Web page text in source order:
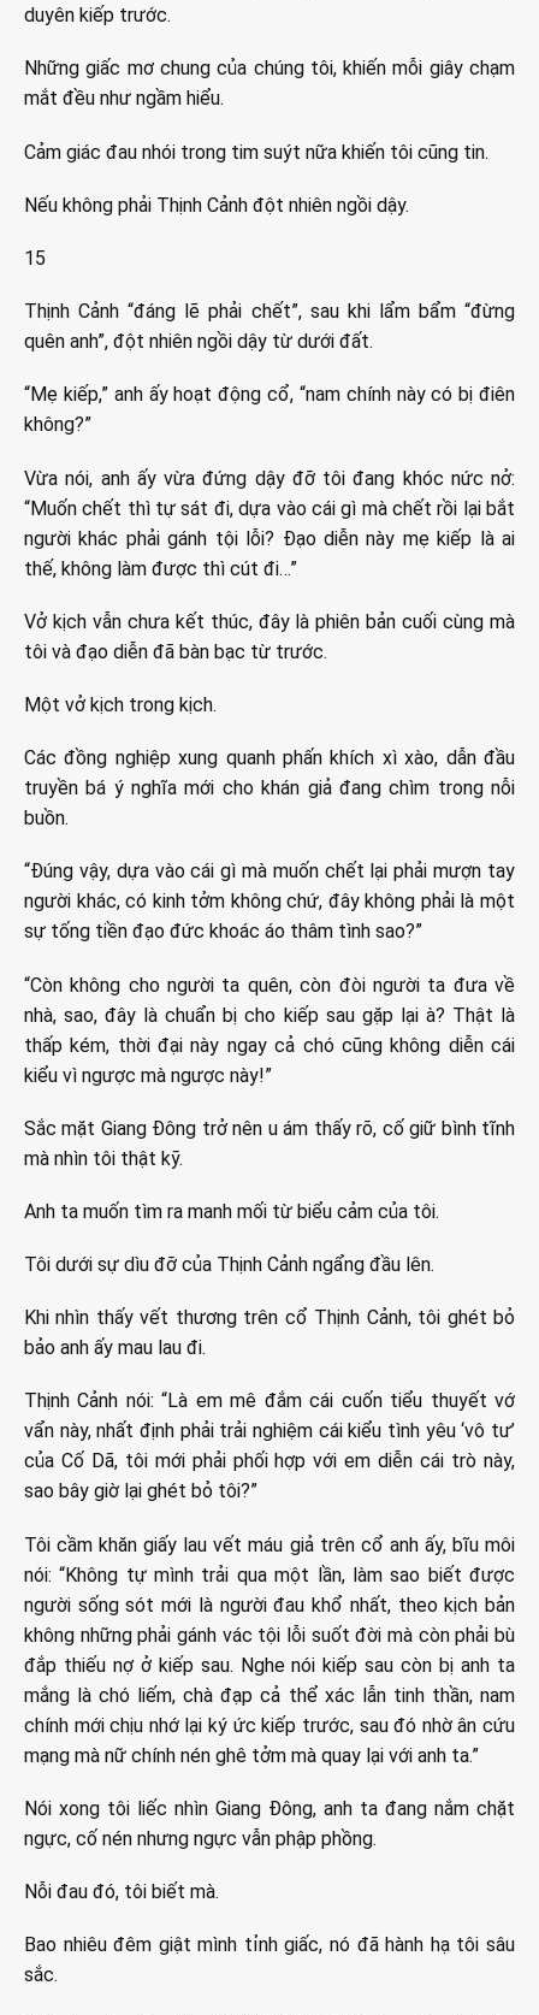
duyên kiếp trước.
Những giấc mơ chung của chúng tôi, khiến mỗi giây chạm
mắt đều như ngầm hiểu.
Cảm giác đau nhói trong tim suýt nữa khiến tôi cũng tin.
Nếu không phải Thịnh Cảnh đột nhiên ngồi dậy.
15
Thịnh Cảnh “đáng lẽ phải chết”, sau khi lẩm bẩm “đừng
quên anh”, đột nhiên ngồi dậy từ dưới đất.
“Mẹ kiếp,” anh ấy hoạt động cổ, “nam chính này có bị điên
không?”
Vừa nói, anh ấy vừa đứng dậy đỡ tôi đang khóc nức nở:
“Muốn chết thì tự sát đi, dựa vào cái gì mà chết rồi lại bắt
người khác phải gánh tội lỗi? Đạo diễn này mẹ kiếp là ai
thế, không làm được thì cút đi…”
Vở kịch vẫn chưa kết thúc, đây là phiên bản cuối cùng mà
tôi và đạo diễn đã bàn bạc từ trước.
Một vở kịch trong kịch.
Các đồng nghiệp xung quanh phấn khích xì xào, dẫn đầu
truyền bá ý nghĩa mới cho khán giả đang chìm trong nỗi
buồn.
“Đúng vậy, dựa vào cái gì mà muốn chết lại phải mượn tay
người khác, có kinh tởm không chứ, đây không phải là một
sự tống tiền đạo đức khoác áo thâm tình sao?”
“Còn không cho người ta quên, còn đòi người ta đưa về
nhà, sao, đây là chuẩn bị cho kiếp sau gặp lại à? Thật là
thấp kém, thời đại này ngay cả chó cũng không diễn cái
kiểu vì ngược mà ngược này!”
Sắc mặt Giang Đông trở nên u ám thấy rõ, cố giữ bình tĩnh
mà nhìn tôi thật kỹ.
Anh ta muốn tìm ra manh mối từ biểu cảm của tôi.
Tôi dưới sự dìu đỡ của Thịnh Cảnh ngẩng đầu lên.
Khi nhìn thấy vết thương trên cổ Thịnh Cảnh, tôi ghét bỏ
bảo anh ấy mau lau đi.
Thịnh Cảnh nói: “Là em mê đắm cái cuốn tiểu thuyết vớ
vẩn này, nhất định phải trải nghiệm cái kiểu tình yêu ‘vô tư’
của Cố Dã, tôi mới phải phối hợp với em diễn cái trò này,
sao bây giờ lại ghét bỏ tôi?”
Tôi cầm khăn giấy lau vết máu giả trên cổ anh ấy, bĩu môi
nói: “Không tự mình trải qua một lần, làm sao biết được
người sống sót mới là người đau khổ nhất, theo kịch bản
không những phải gánh vác tội lỗi suốt đời mà còn phải bù
đắp thiếu nợ ở kiếp sau. Nghe nói kiếp sau còn bị anh ta
mắng là chó liếm, chà đạp cả thể xác lẫn tinh thần, nam
chính mới chịu nhớ lại ký ức kiếp trước, sau đó nhờ ân cứu
mạng mà nữ chính nén ghê tởm mà quay lại với anh ta.”
Nói xong tôi liếc nhìn Giang Đông, anh ta đang nắm chặt
ngực, cố nén nhưng ngực vẫn phập phồng.
Nỗi đau đó, tôi biết mà.
Bao nhiêu đêm giật mình tỉnh giấc, nó đã hành hạ tôi sâu
sắc.